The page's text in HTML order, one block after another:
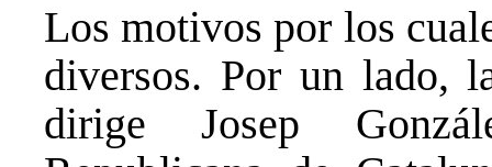
Los motivos por los
diversos. Por un lado,
dirige Josep